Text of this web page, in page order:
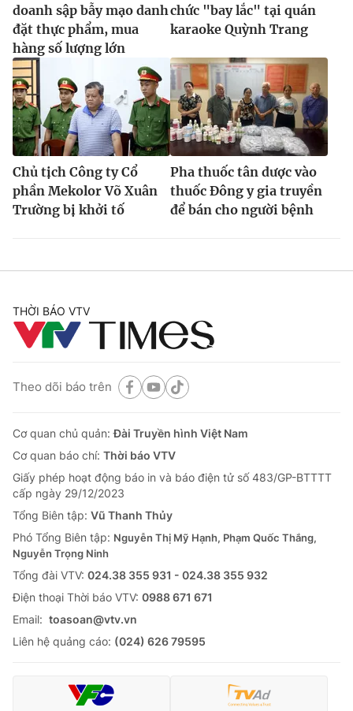
doanh sập bẫy mạo danh
đặt thực phẩm, mua
hàng số lượng lớn
chức "bay lắc" tại quán
karaoke Quỳnh Trang
Chủ tịch Công ty Cổ
phần Mekolor Võ Xuân
Trường bị khởi tố
Pha thuốc tân dược vào
thuốc Đông y gia truyền
để bán cho người bệnh
THỜI BÁO VTV
Theo dõi báo trên
Cơ quan chủ quản:Đài Truyền hình Việt Nam
Cơ quan báo chí: Thời báo VTV
Giấy phép hoạt động báo in và báo điện tử số 483/GP-BTTTT
cấp ngày 29/12/2023
Tổng Biên tập: Vũ Thanh Thủy
Phó Tổng Biên tập: Nguyễn Thị Mỹ Hạnh, Phạm Quốc Thắng,
Nguyễn Trọng Ninh
Tổng đài VTV: 024.38 355 931 - 024.38 355 932
Ðiện thoại Thời báo VTV: 0988 671 671
Email: toasoan@vtv.vn
Liên hệ quảng cáo: (024) 626 79595